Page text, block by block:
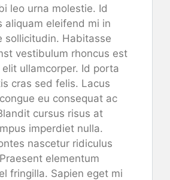
leo urna molestie. Id
aliquam eleifend mi in
sollicitudin. Habitasse
vestibulum rhoncus est
ullamcorper. Id porta
cras sed felis. Lacus
eu consequat ac
cursus risus at
imperdiet nulla.
nascetur ridiculus
elementum
fringilla. Sapien eget mi